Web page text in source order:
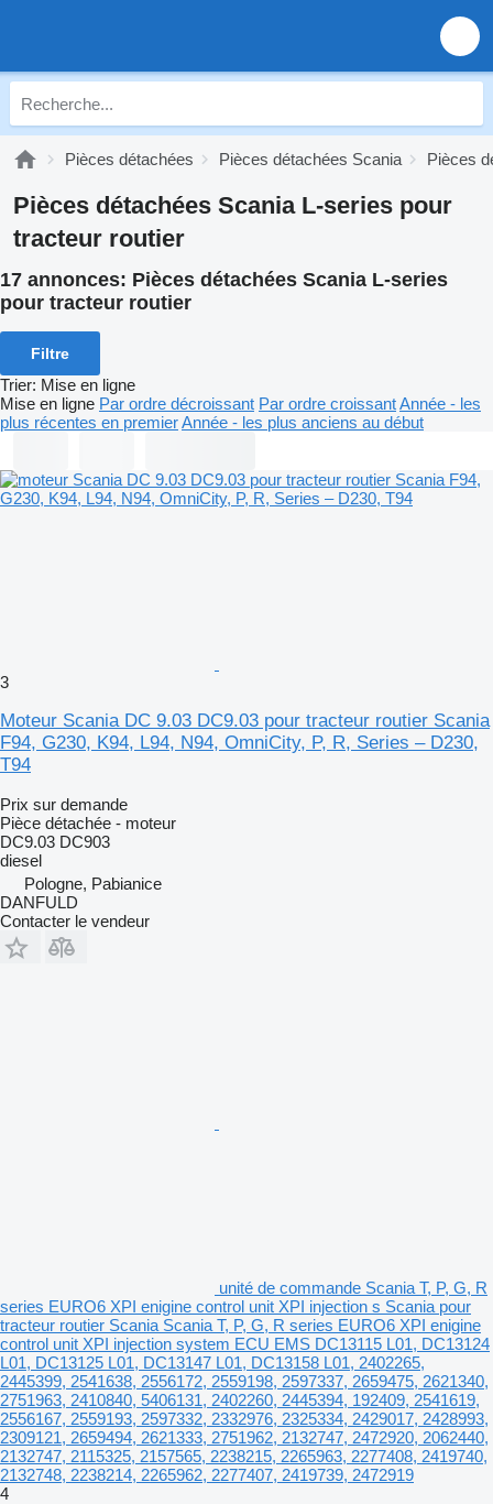
Pièces détachées Pièces détachées Scania Pièces
Pièces détachées Scania L-series pour
tracteur routier
17 annonces: Pièces détachées Scania L-series
pour tracteur routier
Filtre
Trier: Mise en ligne
Mise en ligne Par ordre décroissant Par ordre croissantAnnée - les
plus récentes en premierAnnée - les plus anciens au début
3
Moteur Scania DC 9.03 DC9.03 pour tracteur routier Scania
F94, G230, K94, L94, N94, OmniCity, P, R, Series – D230,
T94
Prix sur demande
Pièce détachée - moteur
DC9.03 DC903
diesel
Pologne, Pabianice
DANFULD
Contacter le vendeur
unité de commande Scania T, P, G, R
series EURO6 XPI enigine control unit XPI injection s Scania pour
tracteur routier Scania Scania T, P, G, R series EURO6 XPI enigine
control unit XPI injection system ECU EMS DC13115 L01, DC13124
L01, DC13125 L01, DC13147 L01, DC13158 L01, 2402265,
2445399, 2541638, 2556172, 2559198, 2597337, 2659475, 2621340,
2751963, 2410840, 5406131, 2402260, 2445394, 192409, 2541619,
2556167, 2559193, 2597332, 2332976, 2325334, 2429017, 2428993,
2309121, 2659494, 2621333, 2751962, 2132747, 2472920, 2062440,
2132747, 2115325, 2157565, 2238215, 2265963, 2277408, 2419740,
2132748, 2238214, 2265962, 2277407, 2419739, 2472919
4